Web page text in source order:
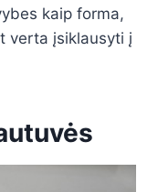
kaip forma,
verta įsiklausyti į